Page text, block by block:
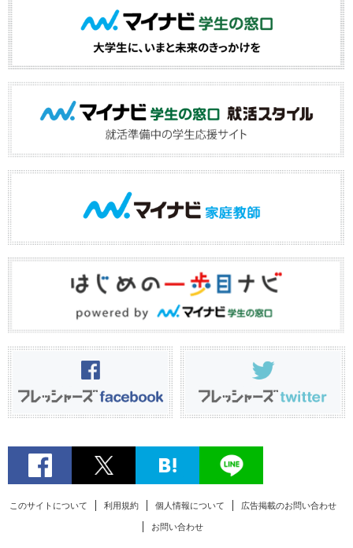
このサイトについて 利用規約 個人情報について 広告掲載のお問い合わせ
お問い合わせ